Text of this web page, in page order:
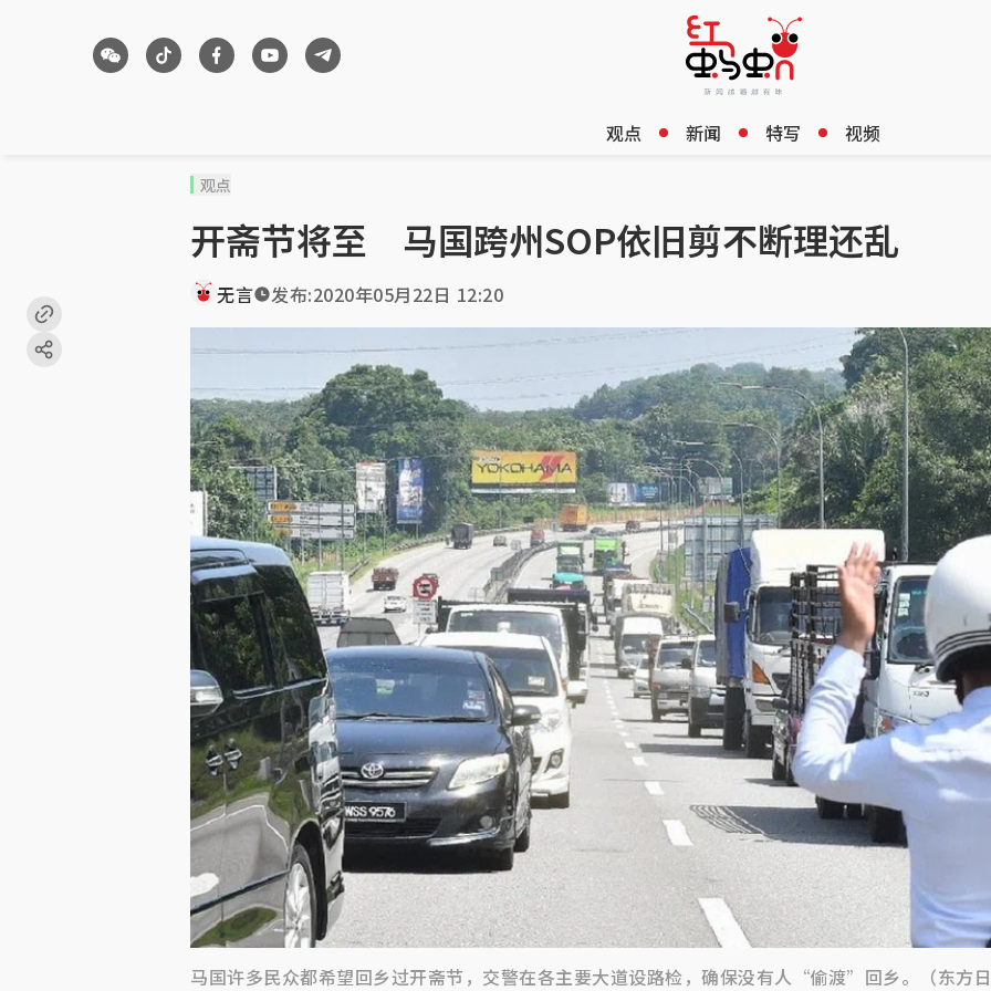
观点 新闻 特写 视频
观点
开斋节将至 马国跨州SOP依旧剪不断理还乱
无言 发布:2020年05月22日 12:20
马国许多民众都希望回乡过开斋节，交警在各主要大道设路检，确保没有人“偷渡”回乡。（东方